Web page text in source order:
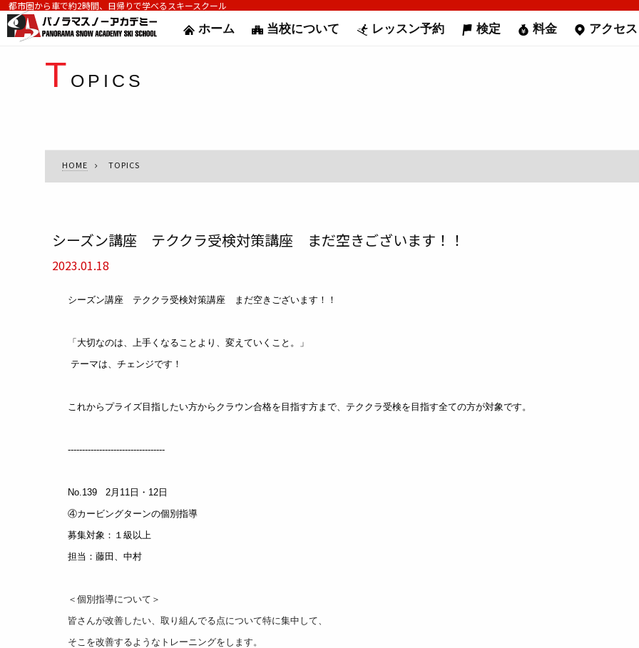
都市圏から車で約2時間、日帰りで学べるスキースクール
ホーム 当校について レッスン予約 検定 料金 アクセス
T OPICS
HOME TOPICS
シーズン講座 テククラ受検対策講座 まだ空きございます！！
2023.01.18
シーズン講座 テククラ受検対策講座 まだ空きございます！！
「大切なのは、上手くなることより、変えていくこと。」
テーマは、チェンジです！
これからプライズ目指したい方からクラウン合格を目指す方まで、 テククラ受検を目指す全ての方が対象です。
----------------------------------
No.139 2月11日・12日
④カービングターンの個別指導
募集対象：１級以上
担当：藤田、中村
＜個別指導について＞
皆さんが改善したい、取り組んでる点について特に集中して、
そこを改善するようなトレーニングをします。